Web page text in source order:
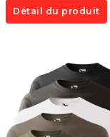
Détail du produit